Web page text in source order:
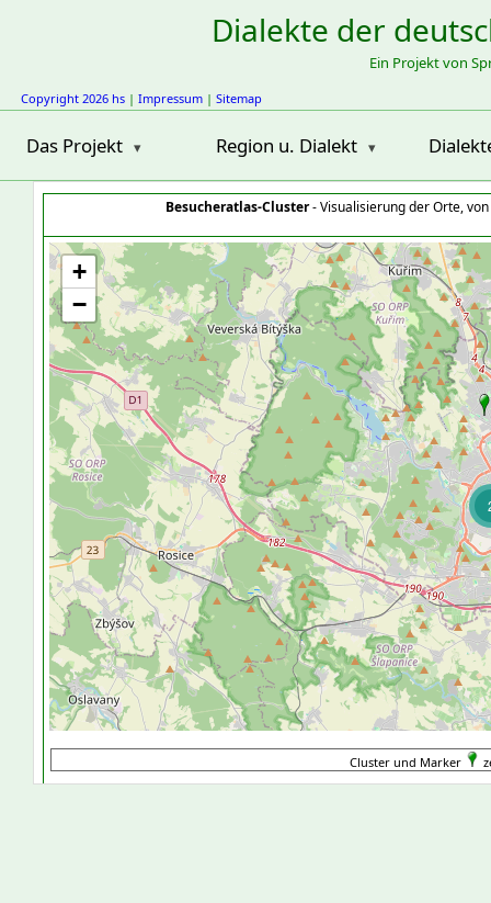
Dialekte der
Ein Projekt von
Copyright 2026 hs | Impressum | Sitemap
Das Projekt Region u. Dialekt
Besucheratlas-Cluster- Visualisierung der Orte,
+
−
Cluster und Marker